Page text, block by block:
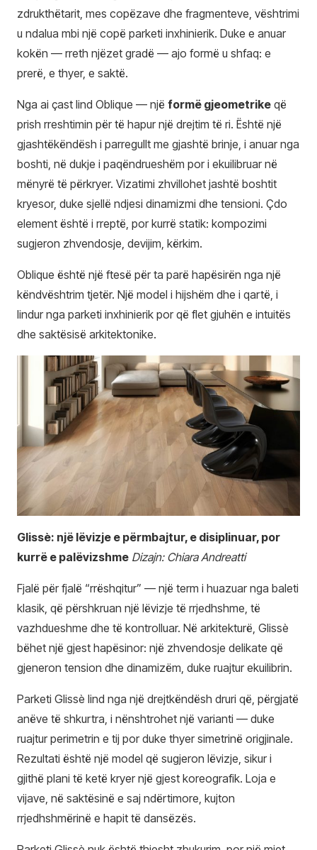
zdrukthëtarit, mes copëzave dhe fragmenteve, vështrimi
u ndalua mbi një copë parketi inxhinierik. Duke e anuar
kokën — rreth njëzet gradë — ajo formë u shfaq: e
prerë, e thyer, e saktë.
Nga ai çast lind Oblique — një formë gjeometrike që
prish rreshtimin për të hapur një drejtim të ri. Është një
gjashtëkëndësh i parregullt me gjashtë brinje, i anuar nga
boshti, në dukje i paqëndrueshëm por i ekuilibruar në
mënyrë të përkryer. Vizatimi zhvillohet jashtë boshtit
kryesor, duke sjellë ndjesi dinamizmi dhe tensioni. Çdo
element është i rreptë, por kurrë statik: kompozimi
sugjeron zhvendosje, devijim, kërkim.
Oblique është një ftesë për ta parë hapësirën nga një
këndvështrim tjetër. Një model i hijshëm dhe i qartë, i
lindur nga parketi inxhinierik por që flet gjuhën e intuitës
dhe saktësisë arkitektonike.
Glissè: një lëvizje e përmbajtur, e disiplinuar, por
kurrë e palëvizshme Dizajn: Chiara Andreatti
Fjalë për fjalë “rrëshqitur” — një term i huazuar nga baleti
klasik, që përshkruan një lëvizje të rrjedhshme, të
vazhdueshme dhe të kontrolluar. Në arkitekturë, Glissè
bëhet një gjest hapësinor: një zhvendosje delikate që
gjeneron tension dhe dinamizëm, duke ruajtur ekuilibrin.
Parketi Glissè lind nga një drejtkëndësh druri që, përgjatë
anëve të shkurtra, i nënshtrohet një varianti — duke
ruajtur perimetrin e tij por duke thyer simetrinë origjinale.
Rezultati është një model që sugjeron lëvizje, sikur i
gjithë plani të ketë kryer një gjest koreografik. Loja e
vijave, në saktësinë e saj ndërtimore, kujton
rrjedhshmërinë e hapit të dansëzës.